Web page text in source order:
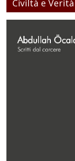
Civiltà e Verità